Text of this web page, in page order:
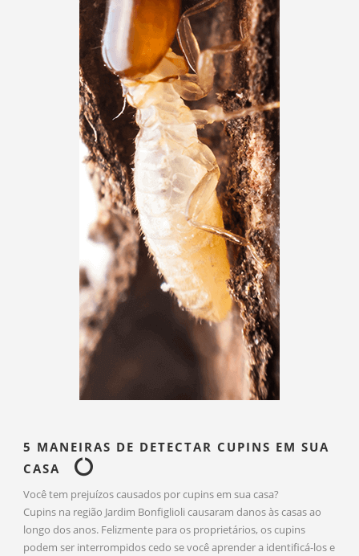
5 MANEIRAS DE DETECTAR CUPINS EM SUA
CASA
Você tem prejuízos causados por cupins em sua casa?
Cupins na região Jardim Bonfiglioli causaram danos às casas ao
longo dos anos. Felizmente para os proprietários, os cupins
podem ser interrompidos cedo se você aprender a identificá-los e